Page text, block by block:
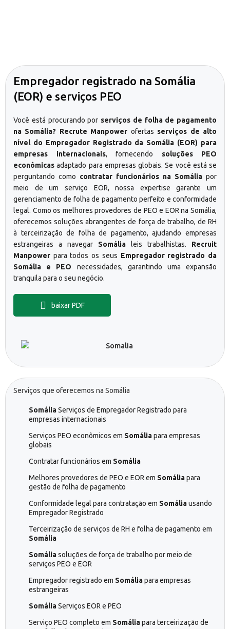
Empregador registrado na Somália
(EOR) e serviços PEO
Você está procurando por serviços de folha de pagamento
na Somália? Recrute Manpower ofertas serviços de alto
nível do Empregador Registrado da Somália (EOR) para
empresas internacionais, fornecendo soluções PEO
econômicas adaptado para empresas globais. Se você está se
perguntando como contratar funcionários na Somália por
meio de um serviço EOR, nossa expertise garante um
gerenciamento de folha de pagamento perfeito e conformidade
legal. Como os melhores provedores de PEO e EOR na Somália,
oferecemos soluções abrangentes de força de trabalho, de RH
à terceirização de folha de pagamento, ajudando empresas
estrangeiras a navegar Somália leis trabalhistas. Recruit
Manpower para todos os seus Empregador registrado da
Somália e PEO necessidades, garantindo uma expansão
tranquila para o seu negócio.
baixar PDF
Serviços que oferecemos na Somália
SomáliaServiços de Empregador Registrado para
empresas internacionais
Serviços PEO econômicos em Somáliapara empresas
globais
Contratar funcionários em Somália
Melhores provedores de PEO e EOR em Somáliapara
gestão de folha de pagamento
Conformidade legal para contratação em Somáliausando
Empregador Registrado
Terceirização de serviços de RH e folha de pagamento em
Somália
Somáliasoluções de força de trabalho por meio de
serviços PEO e EOR
Empregador registrado em Somáliapara empresas
estrangeiras
SomáliaServiços EOR e PEO
Serviço PEO completo em Somáliapara terceirização de